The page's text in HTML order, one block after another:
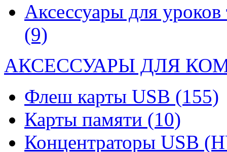
Аксессуары для уроков
(9)
АКСЕССУАРЫ ДЛЯ
Флеш карты USB (155)
Карты памяти (10)
Концентраторы USB